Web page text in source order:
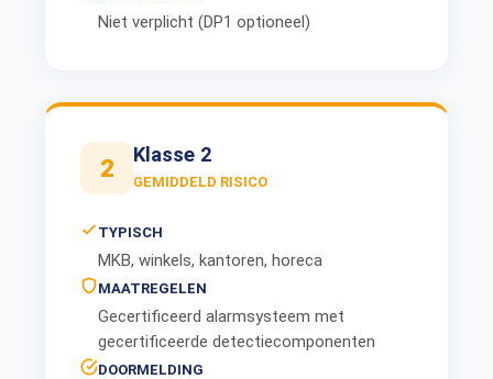
Niet verplicht (DP1 optioneel)
2 Klasse 2
GEMIDDELD RISICO
TYPISCH
MKB, winkels, kantoren, horeca
MAATREGELEN
Gecertificeerd alarmsysteem met
gecertificeerde detectiecomponenten
DOORMELDING